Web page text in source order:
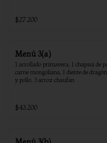
$27.200
Menú 3(a)
1 arrollado primavera, 1 chapsui de
carne mongoliana, 1 diente de
y pollo, 3 arroz chaufan
$43.200